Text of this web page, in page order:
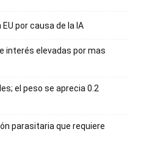
por causa de la IA
interés elevadas por mas
el peso se aprecia 0.2
parasitaria que requiere